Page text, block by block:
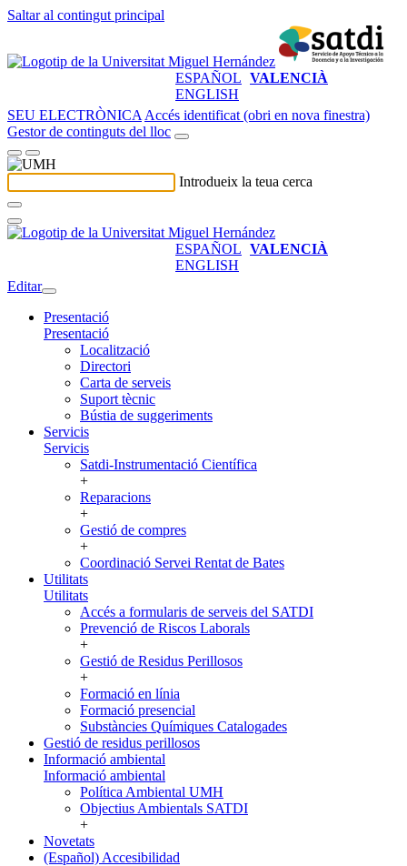
Saltar al contingut principal
ESPAÑOL VALENCIÀ
ENGLISH
SEU ELECTRÒNICA Accés identificat (obri en nova finestra)
Gestor de continguts del lloc
Introdueix la teua cerca
ESPAÑOL VALENCIÀ
ENGLISH
Editar
Presentació
Presentació
Localització
Directori
Carta de serveis
Suport tècnic
Bústia de suggeriments
Servicis
Servicis
Satdi-Instrumentació Científica
+
Reparacions
+
Gestió de compres
+
Coordinació Servei Rentat de Bates
Utilitats
Utilitats
Accés a formularis de serveis del SATDI
Prevenció de Riscos Laborals
+
Gestió de Residus Perillosos
+
Formació en línia
Formació presencial
Substàncies Químiques Catalogades
Gestió de residus perillosos
Informació ambiental
Informació ambiental
Política Ambiental UMH
Objectius Ambientals SATDI
+
Novetats
(Español) Accesibilidad